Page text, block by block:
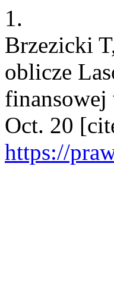
1.
Brzezicki
oblicze
Oct. 20
https://